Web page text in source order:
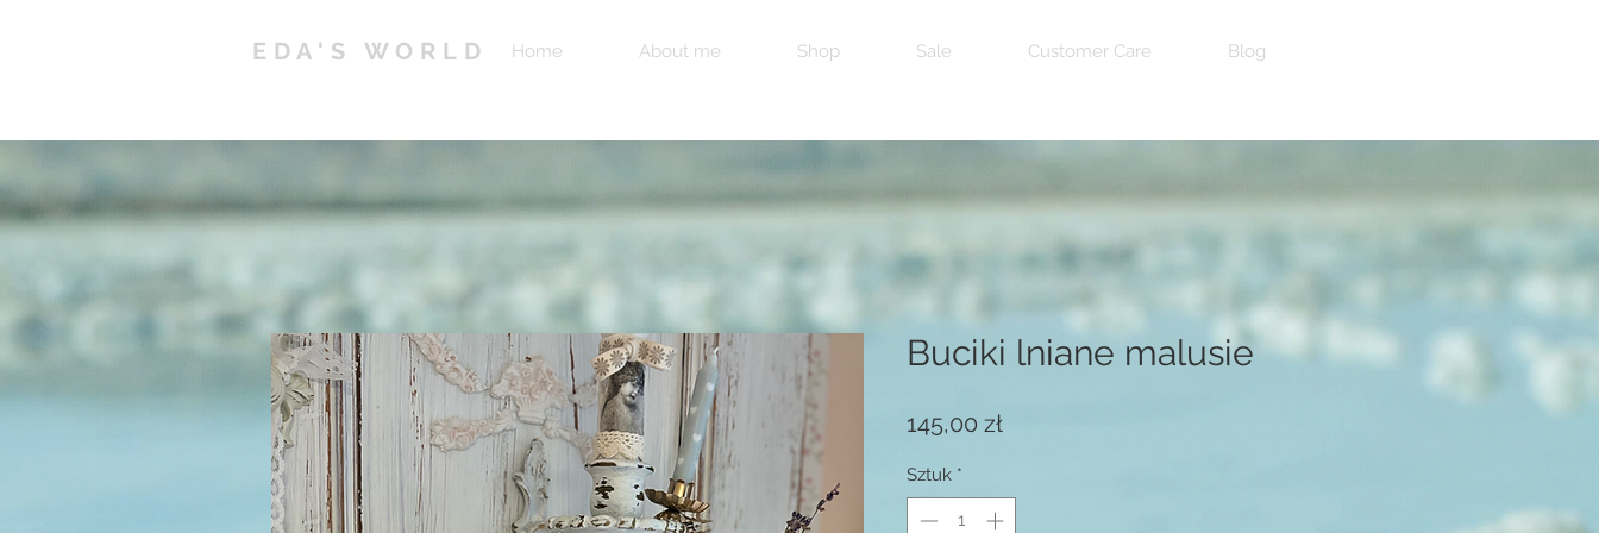
Home About me Shop Sale Customer Care Blog
EDA'S WORLD
Buciki lniane malusie
145,00 złCena
Sztuk *